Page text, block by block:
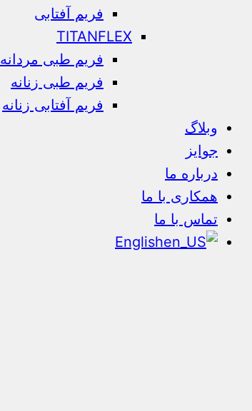
فریم آفتابی
TITANFLEX
فریم طبی مردانه
فریم طبی زنانه
فریم آفتابی زنانه
وبلاگ
جوایز
درباره ما
همکاری با ما
تماس با ما
English